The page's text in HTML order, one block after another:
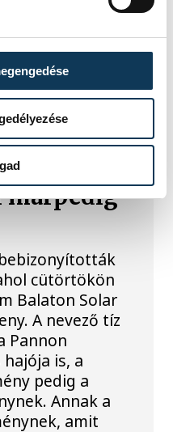
márpedig
cütörtökön
Balaton Solar
A nevező tíz
Pannon
is, a
pedig a
Annak a
amit